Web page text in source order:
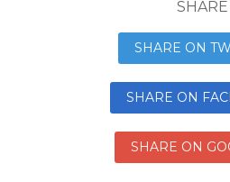
SHARE
SHARE ON
SHARE ON
SHARE ON